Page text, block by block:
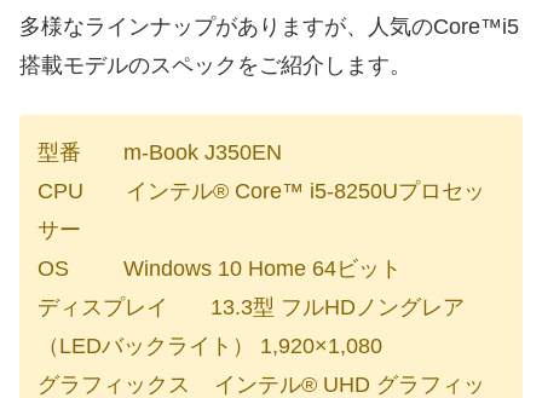
多様なラインナップがありますが、人気のCore™i5
搭載モデルのスペックをご紹介します。
型番 m-Book J350EN
CPU インテル® Core™ i5-8250Uプロセッ
サー
OS Windows 10 Home 64ビット
ディスプレイ 13.3型 フルHDノングレア
（LEDバックライト） 1,920×1,080
グラフィックス インテル® UHD グラフィッ